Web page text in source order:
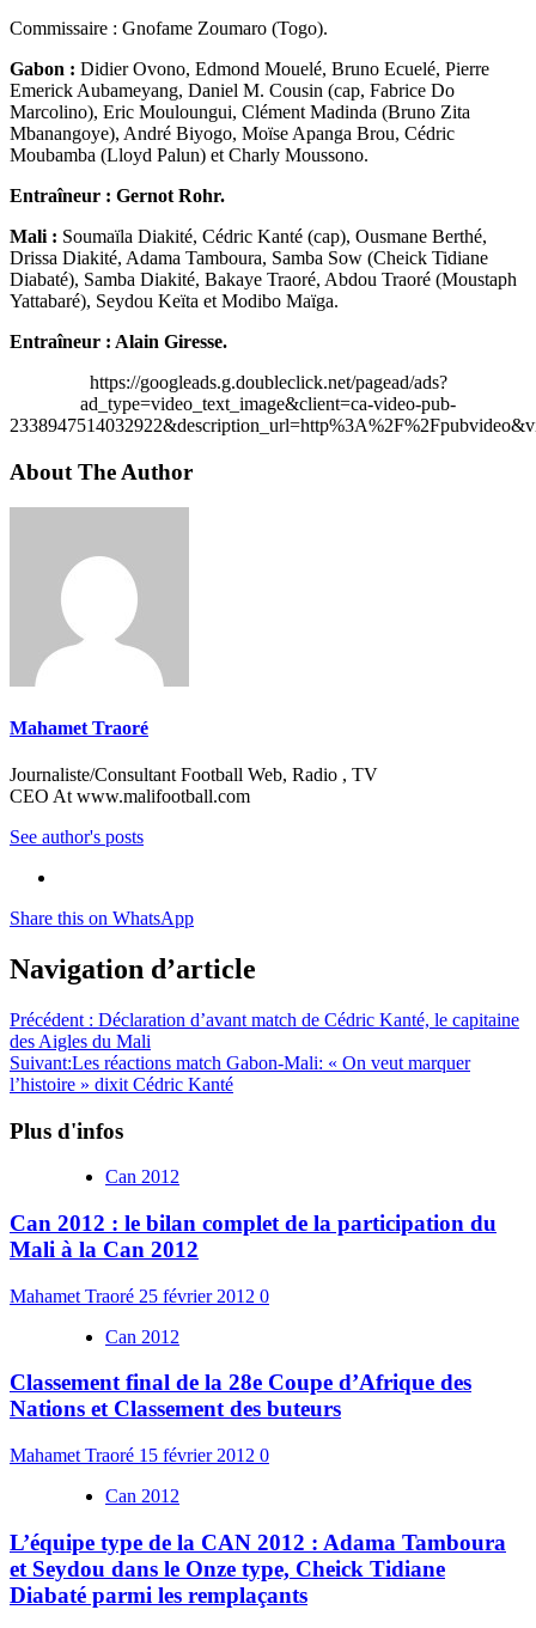
Commissaire : Gnofame Zoumaro (Togo).
Gabon : Didier Ovono, Edmond Mouelé, Bruno Ecuelé, Pierre
Emerick Aubameyang, Daniel M. Cousin (cap, Fabrice Do
Marcolino), Eric Mouloungui, Clément Madinda (Bruno Zita
Mbanangoye), André Biyogo, Moïse Apanga Brou, Cédric
Moubamba (Lloyd Palun) et Charly Moussono.
Entraîneur : Gernot Rohr.
Mali : Soumaïla Diakité, Cédric Kanté (cap), Ousmane Berthé,
Drissa Diakité, Adama Tamboura, Samba Sow (Cheick Tidiane
Diabaté), Samba Diakité, Bakaye Traoré, Abdou Traoré (Moustaph
Yattabaré), Seydou Keïta et Modibo Maïga.
Entraîneur : Alain Giresse.
https://googleads.g.doubleclick.net/pagead/ads?
ad_type=video_text_image&client=ca-video-pub-
About The Author
Mahamet Traoré
Journaliste/Consultant Football Web, Radio , TV
CEO At www.malifootball.com
See author's posts
Share this on WhatsApp
Navigation d’article
Précédent : Déclaration d’avant match de Cédric Kanté, le capitaine
des Aigles du Mali
Suivant:Les réactions match Gabon-Mali: « On veut marquer
l’histoire » dixit Cédric Kanté
Plus d'infos
Can 2012
Can 2012 : le bilan complet de la participation du
Mali à la Can 2012
Mahamet Traoré 25 février 2012 0
Can 2012
Classement final de la 28e Coupe d’Afrique des
Nations et Classement des buteurs
Mahamet Traoré 15 février 2012 0
Can 2012
L’équipe type de la CAN 2012 : Adama Tamboura
et Seydou dans le Onze type, Cheick Tidiane
Diabaté parmi les remplaçants